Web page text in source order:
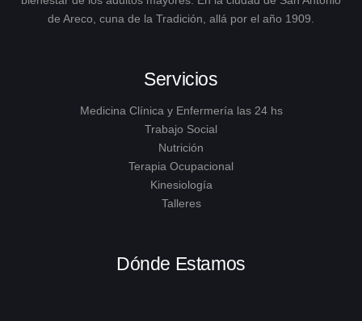
de Areco, cuna de la Tradición, allá por el año 1909.
Servicios
Medicina Clínica y Enfermería las 24 hs
Trabajo Social
Nutrición
Terapia Ocupacional
Kinesiología
Talleres
Dónde Estamos